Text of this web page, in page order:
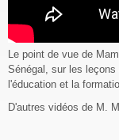
Le point de vue de
Sénégal, sur les
l'éducation et la
D'autres vidéos de M.